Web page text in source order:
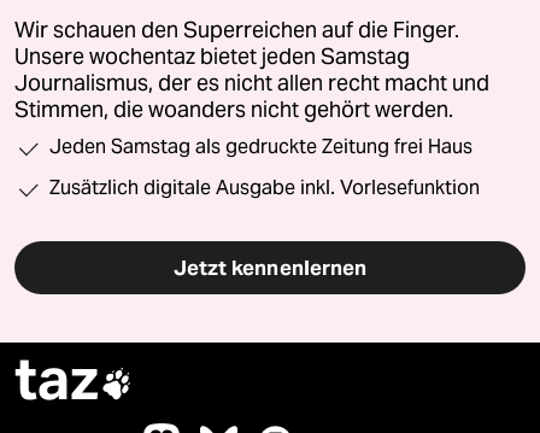
Wir schauen den Superreichen auf die Finger.
Unsere wochentaz bietet jeden Samstag
Journalismus, der es nicht allen recht macht und
Stimmen, die woanders nicht gehört werden.
Jeden Samstag als gedruckte Zeitung frei Haus
Zusätzlich digitale Ausgabe inkl. Vorlesefunktion
Jetzt kennenlernen
taz